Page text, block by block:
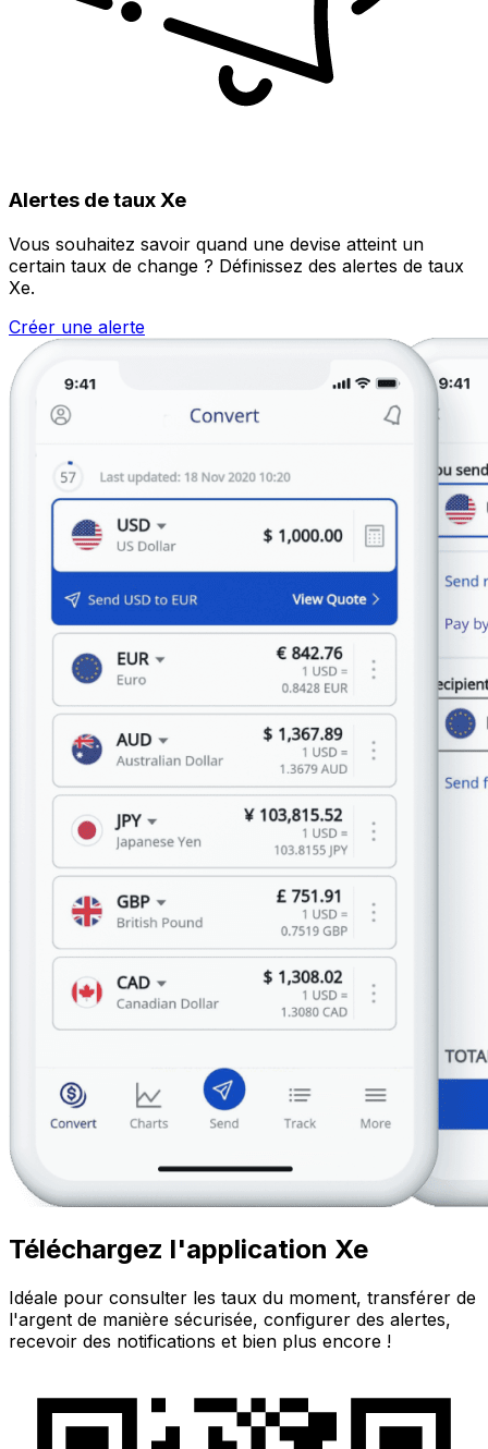
Alertes de taux Xe
Vous souhaitez savoir quand une devise atteint un
certain taux de change ? Définissez des alertes de taux
Xe.
Créer une alerte
Téléchargez l'application Xe
Idéale pour consulter les taux du moment, transférer de
l'argent de manière sécurisée, configurer des alertes,
recevoir des notifications et bien plus encore !